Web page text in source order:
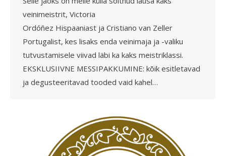
veinimeistrit, Victoria
Ordóñez Hispaaniast ja Cristiano van Zeller
Portugalist, kes lisaks enda veinimaja ja -valiku
tutvustamisele viivad läbi ka kaks meistriklassi.
EKSKLUSIIVNE MESSIPAKKUMINE: kõik esitletavad
ja degusteeritavad tooded vaid kahel…